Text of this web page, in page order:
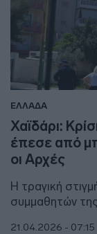
ΕΛΛΑΔΑ
Χαϊδάρι:
έπεσε από
οι Αρχές
Η τραγική
συμμαθητών της
21.04.2026 - 07:15